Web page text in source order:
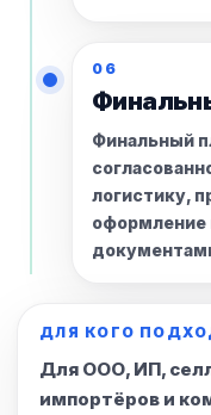
06
Финальный
логистику,
оформление
ДЛЯ КОГО
Для ООО, ИП,
импортёров и